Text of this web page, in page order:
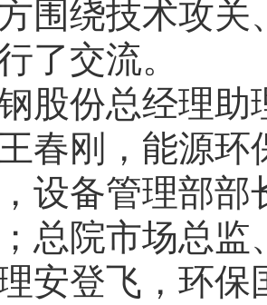
围绕技术攻关
了交流。
股份总经理助
春刚，能源
设备管理部部
总院市场总监
安登飞，环保